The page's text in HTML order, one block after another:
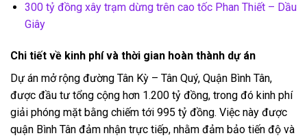
300 tỷ đồng xây trạm dừng trên cao tốc Phan Thiết – Dầu
Giây
Chi tiết về kinh phí và thời gian hoàn thành dự án
Dự án mở rộng đường Tân Kỳ – Tân Quý, Quận Bình Tân,
được đầu tư tổng cộng hơn 1.200 tỷ đồng, trong đó kinh phí
giải phóng mặt bằng chiếm tới 995 tỷ đồng. Việc này được
quận Bình Tân đảm nhận trực tiếp, nhằm đảm bảo tiến độ và